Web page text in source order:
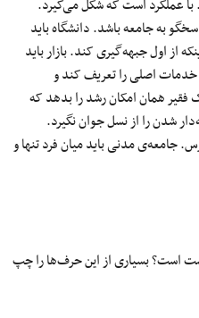
عملکرد است که شکل می‌گیرد.
به جامعه باشد. دانشگاه باید
از اول جبهه‌گیری کند. بازار باید
خدمات اصلی را تعریف کند و
فقیر همان امکان رشد را بدهد که
شدن را از نسل جوان نگیرد.
جامعه‌ی مدنی باید میان فرد تنها و
است؟ بسیاری از این حرف‌ها را چپ